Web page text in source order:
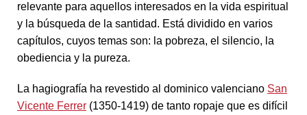
relevante para aquellos interesados en la vida espiritual
y la búsqueda de la santidad. Está dividido en varios
capítulos, cuyos temas son: la pobreza, el silencio, la
obediencia y la pureza.
La hagiografía ha revestido al dominico valenciano San
Vicente Ferrer (1350-1419) de tanto ropaje que es difícil